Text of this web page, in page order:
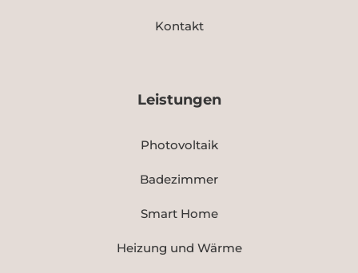
Leistungen
Photovoltaik
Badezimmer
Smart Home
Heizung und Wärme
Kontakt